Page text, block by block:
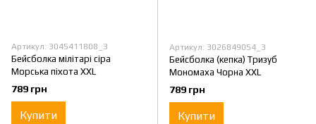
Артикул: 3045411808_3
Бейсболка мілітарі сіра
Морська піхота XXL
789 грн
Купити
Артикул: 3026849054_3
Бейсболка (кепка) Тризуб
Мономаха Чорна XXL
789 грн
Купити